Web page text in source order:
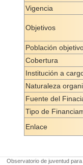
Vigencia
Objetivos
Población
Cobertura
Institución a
Naturaleza
Fuente del
Tipo de
Enlace
Observatorio de juventud